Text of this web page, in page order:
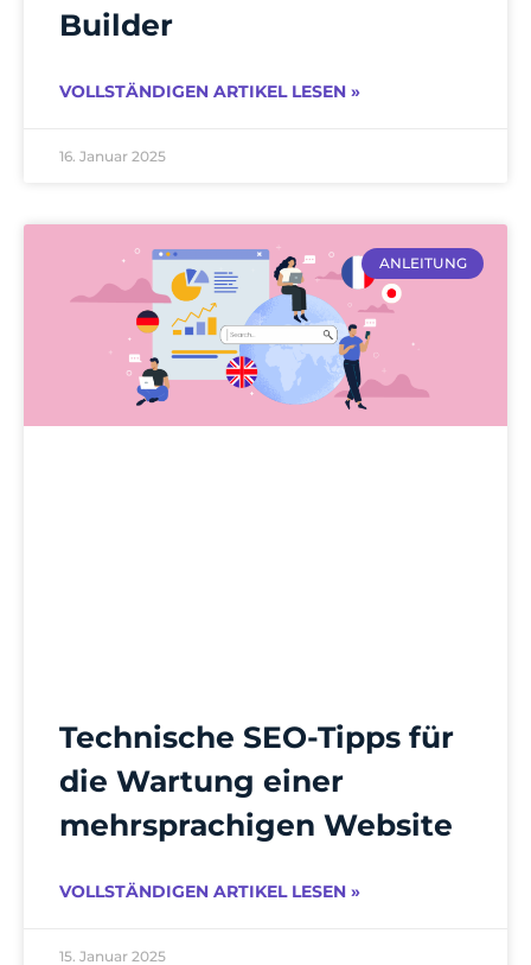
Builder
VOLLSTÄNDIGEN ARTIKEL LESEN »
16. Januar 2025
ANLEITUNG
Technische SEO-Tipps für
die Wartung einer
mehrsprachigen Website
VOLLSTÄNDIGEN ARTIKEL LESEN »
15. Januar 2025